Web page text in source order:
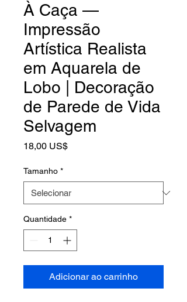
À Caça —
Impressão
Artística Realista
em Aquarela de
Lobo | Decoração
de Parede de Vida
Selvagem
18,00 US$Preço
Tamanho *
Quantidade *
Adicionar ao carrinho